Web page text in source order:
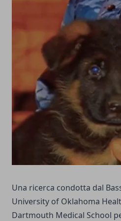
Una ricerca condotta dal
University of Oklahoma
Dartmouth Medical School